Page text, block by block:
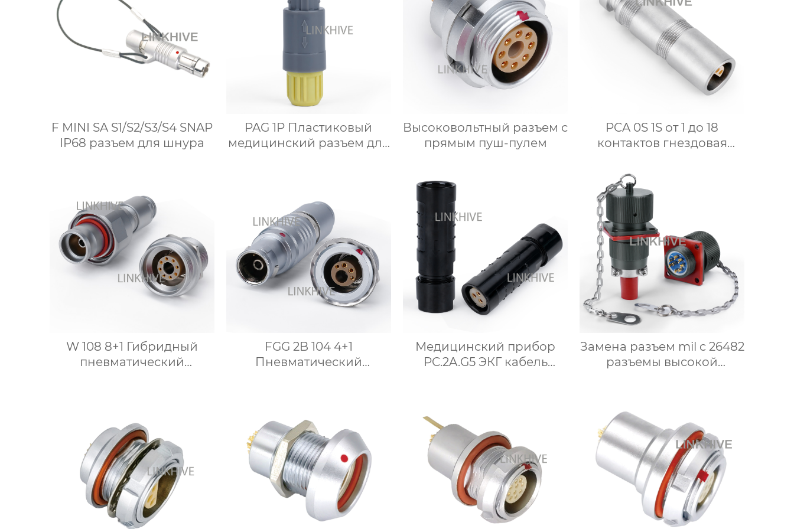
F MINI SA S1/S2/S3/S4 SNAP
IP68 разъем для шнура
PAG 1P Пластиковый
медицинский разъем для
Высоковольтный разъем с
прямым пуш-пулем
PCA 0S 1S от 1 до 18
контактов гнездовая
W 108 8+1 Гибридный
пневматический
FGG 2B 104 4+1
Пневматический
Медицинский прибор
PC.2A.G5 ЭКГ кабель
Замена разъем mil c 26482
разъемы высокой